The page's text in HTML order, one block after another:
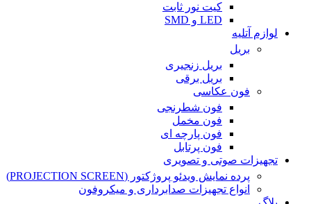
کیت نور ثابت
LED و SMD
لوازم آتلیه
بریل
بریل زنجیری
بریل برقی
فون عکاسی
فون شطرنجی
فون مخمل
فون پارچه ای
فون پرتابل
تجهیزات صوتی و تصویری
پرده نمایش ویدئو پروژکتور (PROJECTION SCREEN)
انواع تجهیزات صدابرداری و میکروفون